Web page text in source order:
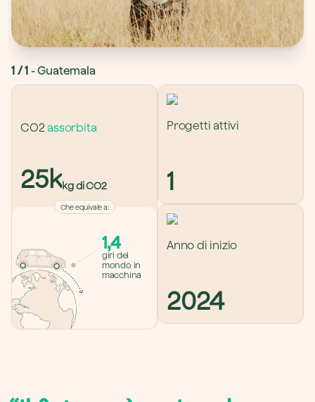
1 / 1 - Guatemala
CO2 assorbita
25kkg di CO2
Che equivale a:
1,4
giri del
mondo in
macchina
Progetti attivi
1
Anno di inizio
2024